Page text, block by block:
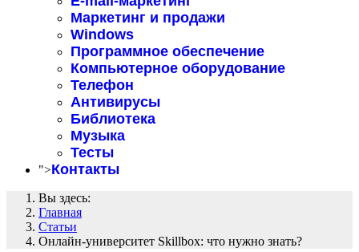
Маркетинг и продажи
Windows
Программное обеспечение
Компьютерное оборудование
Телефон
Антивирусы
Библиотека
Музыка
Тесты
">Контакты
Вы здесь:
Главная
Статьи
Онлайн-университет Skillbox: что нужно знать?